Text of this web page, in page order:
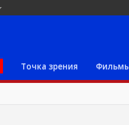
Точка зрения